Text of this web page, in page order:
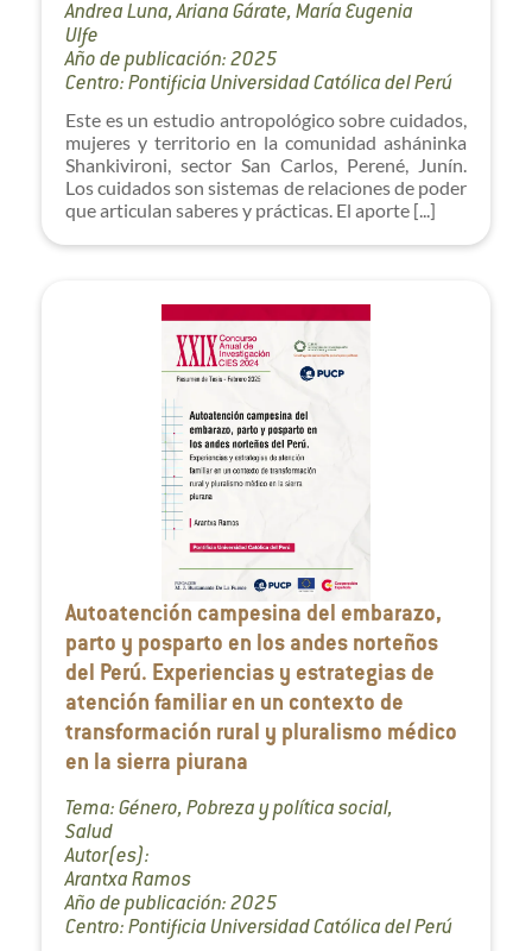
Andrea Luna, Ariana Gárate, María Eugenia
Ulfe
Año de publicación: 2025
Centro: Pontificia Universidad Católica del Perú
Este es un estudio antropológico sobre cuidados,
mujeres y territorio en la comunidad asháninka
Shankivironi, sector San Carlos, Perené, Junín.
Los cuidados son sistemas de relaciones de poder
que articulan saberes y prácticas. El aporte [...]
Autoatención campesina del embarazo,
parto y posparto en los andes norteños
del Perú. Experiencias y estrategias de
atención familiar en un contexto de
transformación rural y pluralismo médico
en la sierra piurana
Tema: Género, Pobreza y política social,
Salud
Autor(es):
Arantxa Ramos
Año de publicación: 2025
Centro: Pontificia Universidad Católica del Perú